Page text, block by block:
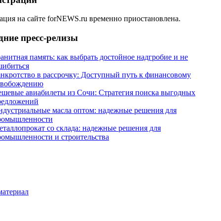
на сайте forNEWS.ru временно приостановлена.
пресс-релизы
память: как выбрать достойное надгробие и не
в рассрочку: Доступный путь к финансовому
авиабилеты из Сочи: Стратегия поиска выгодных
масла оптом: надежные решения для
со склада: надежные решения для
и строительства